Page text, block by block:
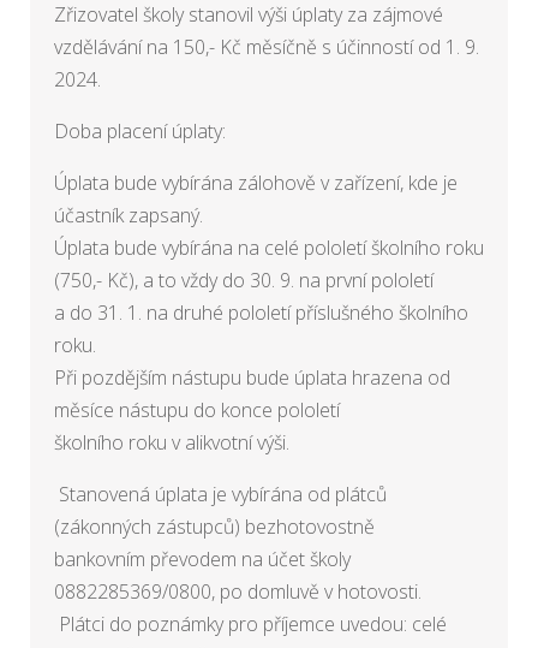
Zřizovatel školy stanovil výši úplaty za zájmové
vzdělávání na 150,- Kč měsíčně s účinností od 1. 9.
2024.
Doba placení úplaty:
Úplata bude vybírána zálohově v zařízení, kde je
účastník zapsaný.
Úplata bude vybírána na celé pololetí školního roku
(750,- Kč), a to vždy do 30. 9. na první pololetí
a do 31. 1. na druhé pololetí příslušného školního
roku.
Při pozdějším nástupu bude úplata hrazena od
měsíce nástupu do konce pololetí
školního roku v alikvotní výši.
Stanovená úplata je vybírána od plátců
(zákonných zástupců) bezhotovostně
bankovním převodem na účet školy
0882285369/0800, po domluvě v hotovosti.
Plátci do poznámky pro příjemce uvedou: celé